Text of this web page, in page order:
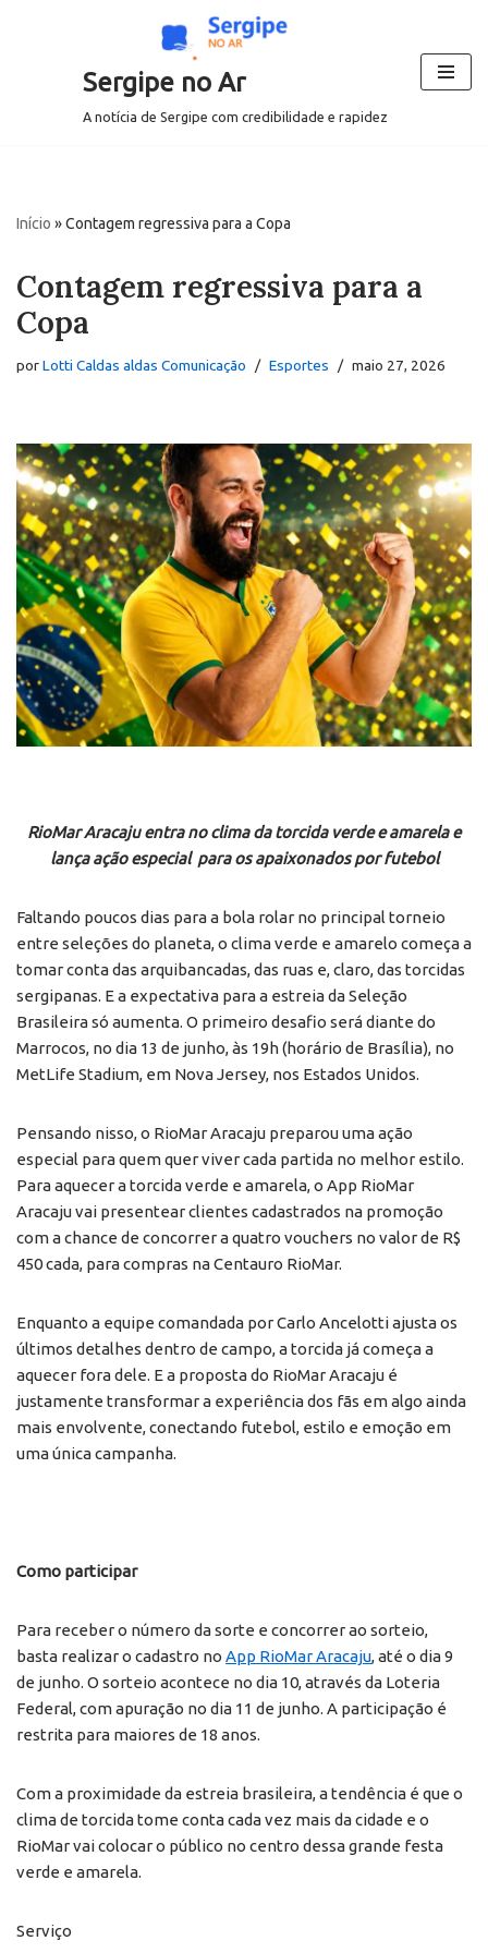
Sergipe no Ar
A notícia de Sergipe com credibilidade e rapidez
Início »Contagem regressiva para a Copa
Contagem regressiva para a
Copa
porLotti Caldas aldas Comunicação Esportes maio 27, 2026
RioMar Aracaju entra no clima da torcida verde e amarela e
lança ação especial para os apaixonados por futebol
Faltando poucos dias para a bola rolar no principal torneio
entre seleções do planeta, o clima verde e amarelo começa a
tomar conta das arquibancadas, das ruas e, claro, das torcidas
sergipanas. E a expectativa para a estreia da Seleção
Brasileira só aumenta. O primeiro desafio será diante do
Marrocos, no dia 13 de junho, às 19h (horário de Brasília), no
MetLife Stadium, em Nova Jersey, nos Estados Unidos.
Pensando nisso, o RioMar Aracaju preparou uma ação
especial para quem quer viver cada partida no melhor estilo.
Para aquecer a torcida verde e amarela, o App RioMar
Aracaju vai presentear clientes cadastrados na promoção
com a chance de concorrer a quatro vouchers no valor de R$
450 cada, para compras na Centauro RioMar.
Enquanto a equipe comandada por Carlo Ancelotti ajusta os
últimos detalhes dentro de campo, a torcida já começa a
aquecer fora dele. E a proposta do RioMar Aracaju é
justamente transformar a experiência dos fãs em algo ainda
mais envolvente, conectando futebol, estilo e emoção em
uma única campanha.
Como participar
Para receber o número da sorte e concorrer ao sorteio,
basta realizar o cadastro no App RioMar Aracaju, até o dia 9
de junho. O sorteio acontece no dia 10, através da Loteria
Federal, com apuração no dia 11 de junho. A participação é
restrita para maiores de 18 anos.
Com a proximidade da estreia brasileira, a tendência é que o
clima de torcida tome conta cada vez mais da cidade e o
RioMar vai colocar o público no centro dessa grande festa
verde e amarela.
Serviço